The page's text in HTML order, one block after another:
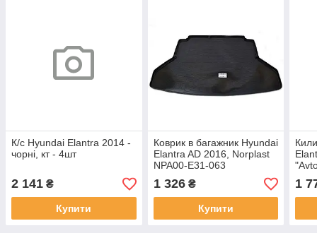
К/с Hyundai Elantra 2014 -
чорні, кт - 4шт
2 141 ₴
Купити
Коврик в багажник Hyundai
Elantra AD 2016, Norplast
NPA00-E31-063
1 326₴
Купити
1